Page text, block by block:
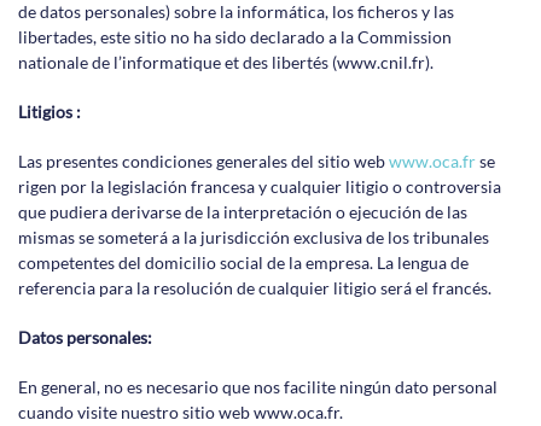
de datos personales) sobre la informática, los ficheros y las
libertades, este sitio no ha sido declarado a la Commission
nationale de l’informatique et des libertés (www.cnil.fr).
Litigios :
Las presentes condiciones generales del sitio webwww.oca.frse
rigen por la legislación francesa y cualquier litigio o controversia
que pudiera derivarse de la interpretación o ejecución de las
mismas se someterá a la jurisdicción exclusiva de los tribunales
competentes del domicilio social de la empresa. La lengua de
referencia para la resolución de cualquier litigio será el francés.
Datos personales:
En general, no es necesario que nos facilite ningún dato personal
cuando visite nuestro sitio web www.oca.fr.